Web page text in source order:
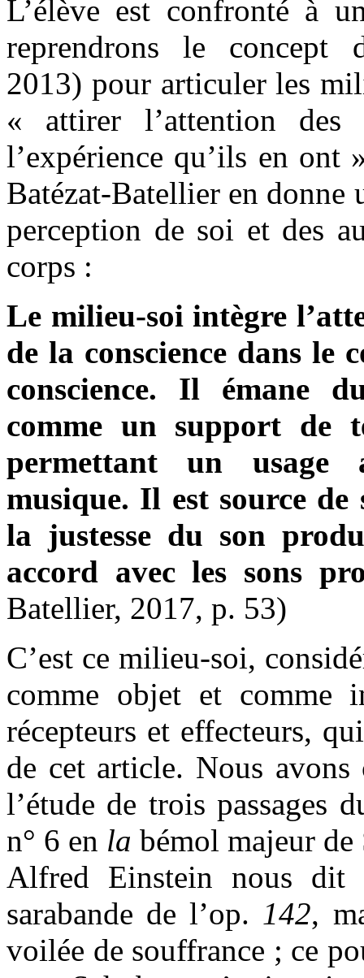
L’élève est confronté à
reprendrons le concept
2013) pour articuler les
« attirer l’attention des
l’expérience qu’ils en ont
Batézat-Batellier en donne
perception de soi et des
corps :
Le milieu-soi intègre
de la conscience dans le
conscience. Il émane
comme un support de
permettant un usage
musique. Il est source
la justesse du son
accord avec les sons
Batellier, 2017, p. 53)
C’est ce milieu-soi,
comme objet et comme
récepteurs et effecteurs,
de cet article. Nous
l’étude de trois passages
n° 6 en la bémol majeur
Alfred Einstein nous
sarabande de l’op. 142,
voilée de souffrance ; ce